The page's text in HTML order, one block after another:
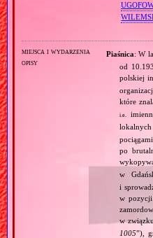
miejsca i wydarzenia
opisy
Piaśnica: W
od
polskiej
które
i.e.
lokalnych
po
w
i
w
w
1005”),